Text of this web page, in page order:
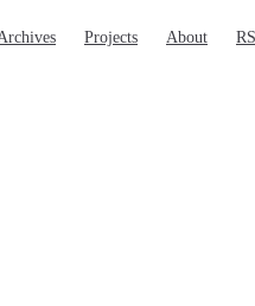
Projects About